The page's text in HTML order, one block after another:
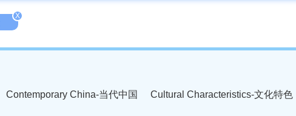
X
Contemporary China-当代中国 Cultural Characteristics-文化特色